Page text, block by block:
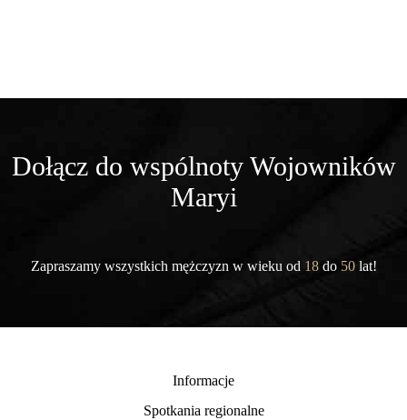
Dołącz do wspólnoty Wojowników
Maryi
Zapraszamy wszystkich mężczyzn w wieku od 18 do50 lat!
Informacje
Spotkania regionalne